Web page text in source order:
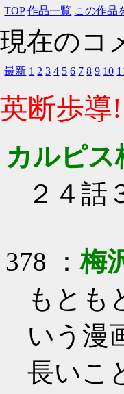
TOP 作品一覧 この作品
現在のコ
最新 1 2 3 4 5 6 7 8 9 10
英断歩導
カルピス
２４話
378 ：梅
もとも
いう漫
長いこ